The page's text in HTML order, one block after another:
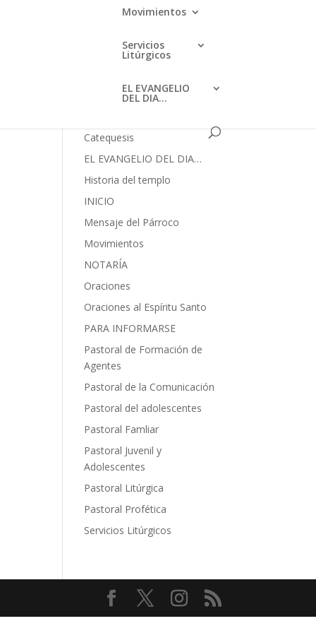
Movimientos
Servicios
Litúrgicos
EL EVANGELIO
DEL DIA…
mayo 2023
enero 2023
Categories
Catequesis
EL EVANGELIO DEL DIA…
Historia del templo
INICIO
Mensaje del Párroco
Movimientos
NOTARÍA
Oraciones
Oraciones al Espíritu Santo
PARA INFORMARSE
Pastoral de Formación de
Agentes
Pastoral de la Comunicación
Pastoral del adolescentes
Pastoral Famliar
Pastoral Juvenil y
Adolescentes
Pastoral Litúrgica
Pastoral Profética
Servicios Litúrgicos